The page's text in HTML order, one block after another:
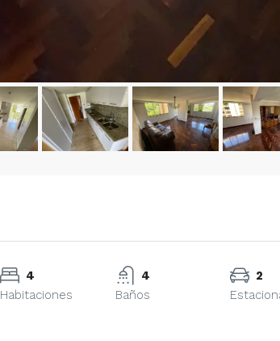
4
Habitaciones
4
Baños
2